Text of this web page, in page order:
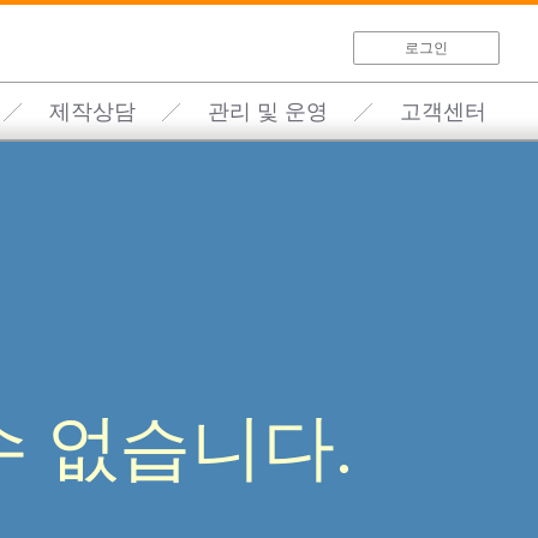
로그인
제작상담 관리 및 운영 고객센터
없습니다.